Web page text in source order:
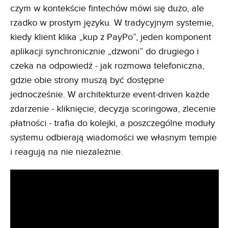
czym w kontekście fintechów mówi się dużo, ale
rzadko w prostym języku. W tradycyjnym systemie,
kiedy klient klika „kup z PayPo”, jeden komponent
aplikacji synchronicznie „dzwoni” do drugiego i
czeka na odpowiedź - jak rozmowa telefoniczna,
gdzie obie strony muszą być dostępne
jednocześnie. W architekturze event-driven każde
zdarzenie - kliknięcie, decyzja scoringowa, zlecenie
płatności - trafia do kolejki, a poszczególne moduły
systemu odbierają wiadomości we własnym tempie
i reagują na nie niezależnie.